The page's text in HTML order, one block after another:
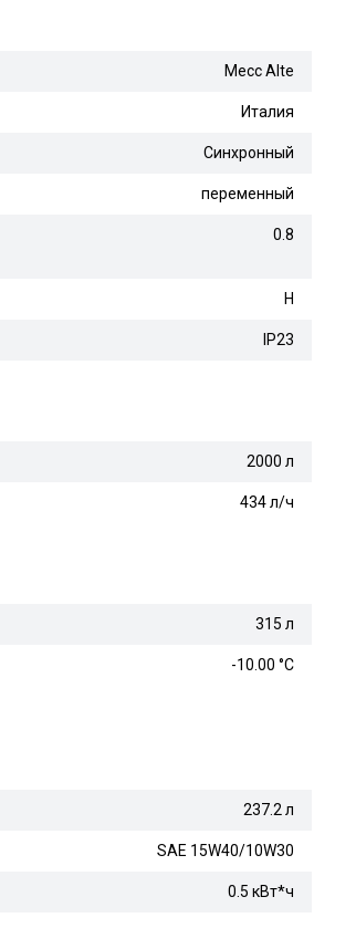
Mecc Alte
Италия
Синхронный
переменный
0.8
H
IP23
2000 л
434 л/ч
315 л
-10.00 °С
237.2 л
SAE 15W40/10W30
0.5 кВт*ч